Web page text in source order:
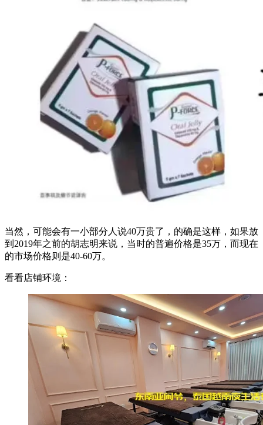
当然，可能会有一小部分人说40万贵了，的确是这样，如果放
到2019年之前的胡志明来说，当时的普遍价格是35万，而现在
的市场价格则是40-60万。
看看店铺环境：